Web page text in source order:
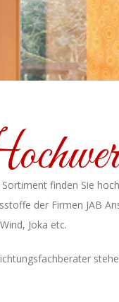
finden Sie
der Firmen JAB
Joka etc.